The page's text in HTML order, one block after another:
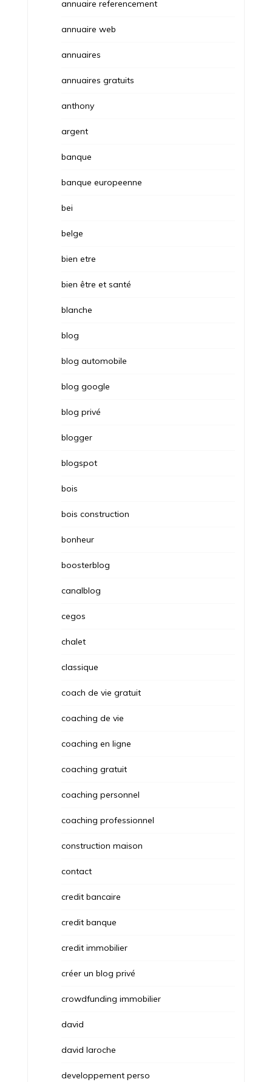
annuaire referencement
annuaire web
annuaires
annuaires gratuits
anthony
argent
banque
banque europeenne
bei
belge
bien etre
bien être et santé
blanche
blog
blog automobile
blog google
blog privé
blogger
blogspot
bois
bois construction
bonheur
boosterblog
canalblog
cegos
chalet
classique
coach de vie gratuit
coaching de vie
coaching en ligne
coaching gratuit
coaching personnel
coaching professionnel
construction maison
contact
credit bancaire
credit banque
credit immobilier
créer un blog privé
crowdfunding immobilier
david
david laroche
developpement perso